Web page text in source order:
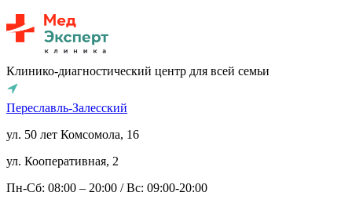
Клинико-диагностический центр для всей семьи
Переславль-Залесский
ул. 50 лет Комсомола, 16
ул. Кооперативная, 2
Пн-Сб: 08:00 – 20:00 / Вс: 09:00-20:00